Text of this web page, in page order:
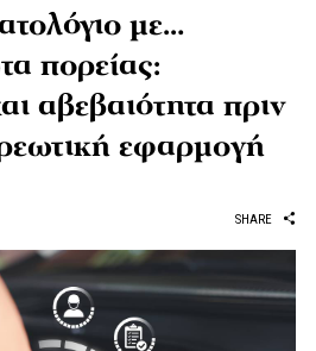
με…
πορείας:
αβεβαιότητα πριν
εφαρμογή
SHARE